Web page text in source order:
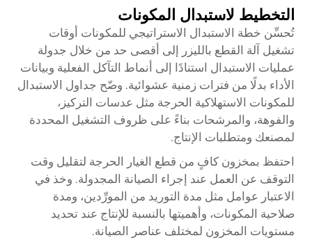
التخطيط لاستبدال المكونات
تُحسِّن خطة الاستبدال الاستراتيجي للمكونات أوقات
تشغيل آلة القطع بالليزر إلى أقصى حد من خلال جدولة
عمليات الاستبدال استنادًا إلى أنماط التآكل الفعلية وبيانات
الأداء بدلًا من فترات زمنية عشوائية. وضّح جداول الاستبدال
للمكونات الاستهلاكية الحرجة مثل عدسات التركيز،
والفوهة، والمرشحات بناءً على ظروف التشغيل المحددة
لمصنعك ومتطلبات الإنتاج.
احتفظ بمخزون كافٍ من قطع الغيار الحرجة لتقليل وقت
التوقف عن العمل عند إجراء الصيانة المجدولة. وخذ في
الاعتبار عوامل مثل مدة التوريد من المورِّدين، ومدة
صلاحية المكونات، وأهميتها بالنسبة للإنتاج عند تحديد
مستويات المخزون لمختلف عناصر الصيانة.